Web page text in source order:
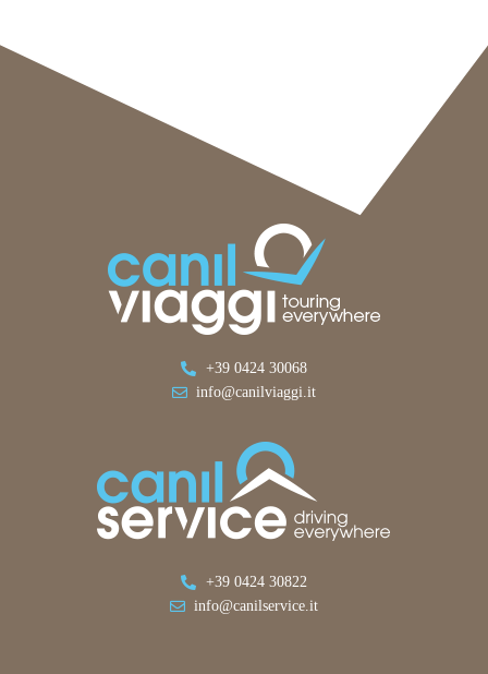
+39 0424 30068
info@canilviaggi.it
+39 0424 30822
info@canilservice.it